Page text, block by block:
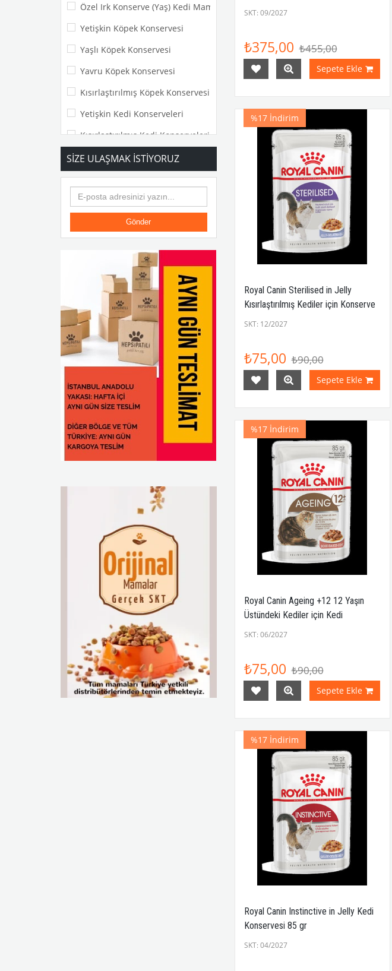
Özel Irk Konserve (Yaş) Kedi Mamaları
Yetişkin Köpek Konservesi
Yaşlı Köpek Konservesi
Yavru Köpek Konservesi
Kısırlaştırılmış Köpek Konservesi
Yetişkin Kedi Konserveleri
Kısırlaştırılmış Kedi Konserveleri
Yavru Kedi Konserveleri
Yaşlı Kedi Konserveleri
Mamalar ve Ödüller
Kuru ve Yaş Mama
Yavru Kedi Mamaları
Yetişkin Kedi Mamaları
Özel Irk Köpek Mamaları
Yavru Köpekçik Hoş Geldin
Yavru Kedicik Hoş Geldin
Kuru Kedi Mamaları
Kuru Köpek Maması
Kısırlaştırılmış Köpek Mamaları
Kısırlaştırılmış Kedi Mamaları
Konserve (Yaş) Köpek Mamaları
Konserve (Yaş) Kedi Mamaları
Yavru Köpek Mamaları
Özel Irk Kedi Mamaları
Yaşlı Köpek Mamaları
Yetişkin Köpek Mamaları
Küçük Irk Köpekler
Kedi Mamaları
Kedi
Köpek
SIZE ULAŞMAK İSTIYORUZ
Gönder
SKT: 09/2027
₺375,00 ₺455,00
Sepete Ekle
Royal Canin Sterilised in Jelly
Kısırlaştırılmış Kediler için Konserve
SKT: 12/2027
₺75,00 ₺90,00
Sepete Ekle
%17 İndirim
Royal Canin Ageing +12 12 Yaşın
Üstündeki Kediler için Kedi
Konservesi 85 Gr
SKT: 06/2027
₺75,00 ₺90,00
Sepete Ekle
%17 İndirim
Royal Canin Instinctive in Jelly Kedi
Konservesi 85 gr
SKT: 04/2027
%17 İndirim